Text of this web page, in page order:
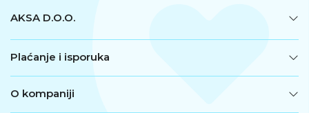
AKSA D.O.O.
Plaćanje i isporuka
O kompaniji